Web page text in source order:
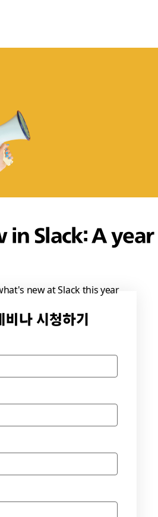
in Slack: A year
new at Slack this year
비나 시청하기